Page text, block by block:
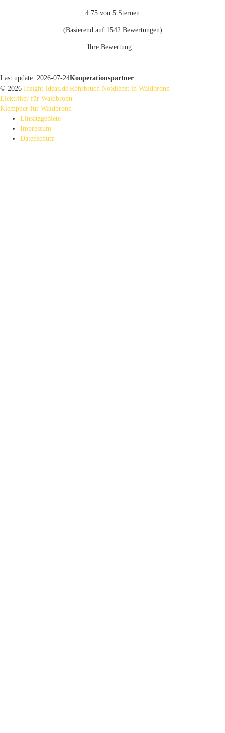
4.75 von 5 Sternen
(Basierend auf 1542Bewertungen)
Ihre Bewertung:
Last update: 2026-07-24
© 2026 Insight-ideas.de
Kooperationspartner
Rohrbruch Notdienst in Waldbronn
Elektriker für Waldbronn
Klempner für Waldbronn
Einsatzgebiete
Impressum
Datenschutz